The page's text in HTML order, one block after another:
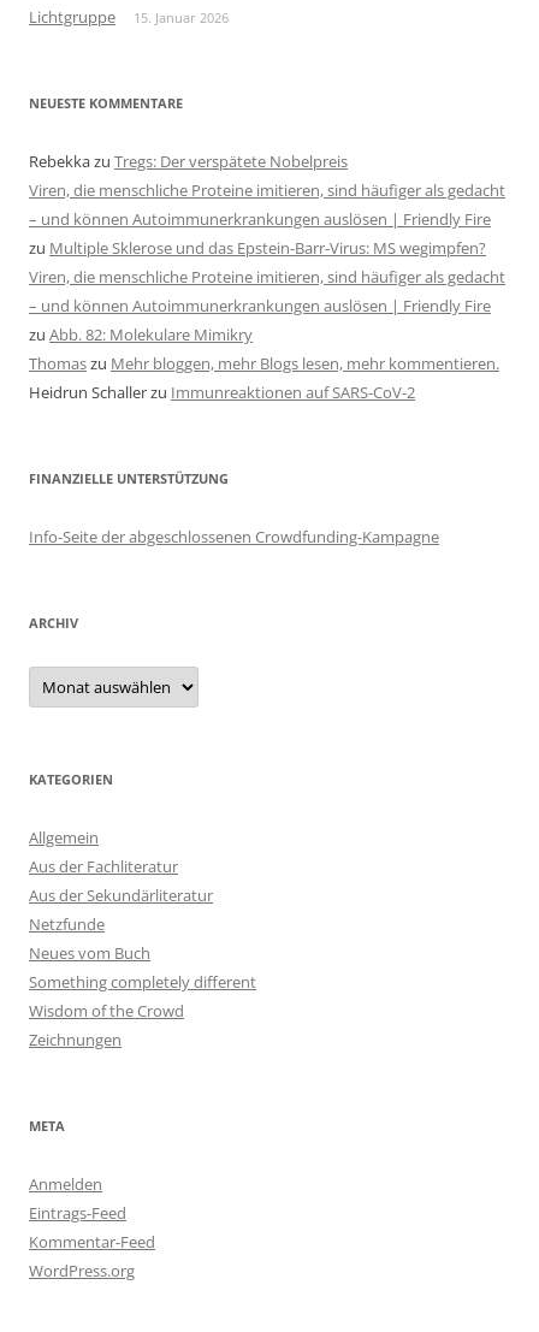
Lichtgruppe 15. Januar 2026
NEUESTE KOMMENTARE
Rebekkazu Tregs: Der verspätete Nobelpreis
Viren, die menschliche Proteine imitieren, sind häufiger als gedacht
– und können Autoimmunerkrankungen auslösen | Friendly Fire
zu Multiple Sklerose und das Epstein-Barr-Virus: MS wegimpfen?
Viren, die menschliche Proteine imitieren, sind häufiger als gedacht
– und können Autoimmunerkrankungen auslösen | Friendly Fire
zu Abb. 82: Molekulare Mimikry
Thomaszu Mehr bloggen, mehr Blogs lesen, mehr kommentieren.
Heidrun Schallerzu Immunreaktionen auf SARS-CoV-2
FINANZIELLE UNTERSTÜTZUNG
Info-Seite der abgeschlossenen Crowdfunding-Kampagne
ARCHIV
Archiv
KATEGORIEN
Allgemein
Aus der Fachliteratur
Aus der Sekundärliteratur
Netzfunde
Neues vom Buch
Something completely different
Wisdom of the Crowd
Zeichnungen
META
Anmelden
Eintrags-Feed
Kommentar-Feed
WordPress.org